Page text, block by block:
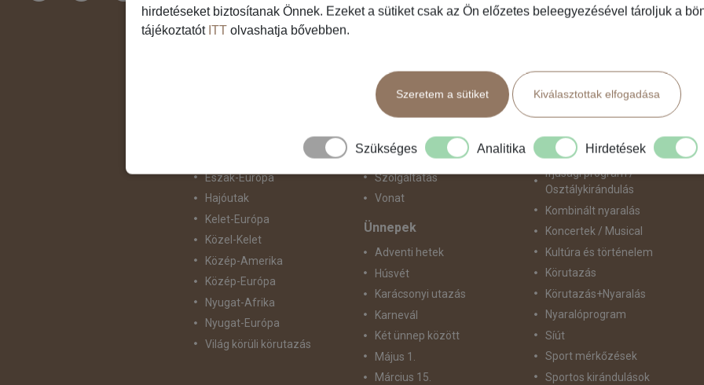
Ausztrália
Ázsia
Észak-Európa
Hajóutak
Kelet-Európa
Közel-Kelet
Közép-Amerika
Közép-Európa
Nyugat-Afrika
Nyugat-Európa
Világ körüli körutazás
Busszal
Fly & Drive
Hajó
repülő+busz
repülő+hajó
Repülővel
Szolgáltatás
Vonat
Ünnepek
Adventi hetek
Húsvét
Karácsonyi utazás
Karnevál
Két ünnep között
Május 1.
Március 15.
1 napos utak
Egzotikus út
Fesztiválok
Golfút
Gyalogtúra
Hajóút
Ifjúsági program /
Osztálykirándulás
Kombinált nyaralás
Koncertek / Musical
Kultúra és történelem
Körutazás
Körutazás+Nyaralás
Nyaralóprogram
Síút
Sport mérkőzések
Sportos kirándulások
hirdetéseket biztosítanak Önnek. Ezeket a sütiket csak az Ön előzetes beleegyezésével tároljuk a
tájékoztatót ITT olvashatja bővebben.
Szeretem a sütiket Kiválasztottak elfogadása
Szükséges Analitika Hirdetések